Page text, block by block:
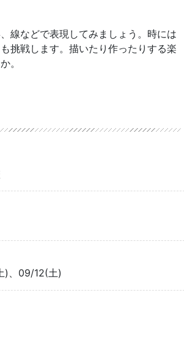
線などで表現してみましょう。時には
挑戦します。描いたり作ったりする楽
。
)、09/12(土)